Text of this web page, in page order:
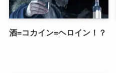
酒=コカイン=ヘロイン！？